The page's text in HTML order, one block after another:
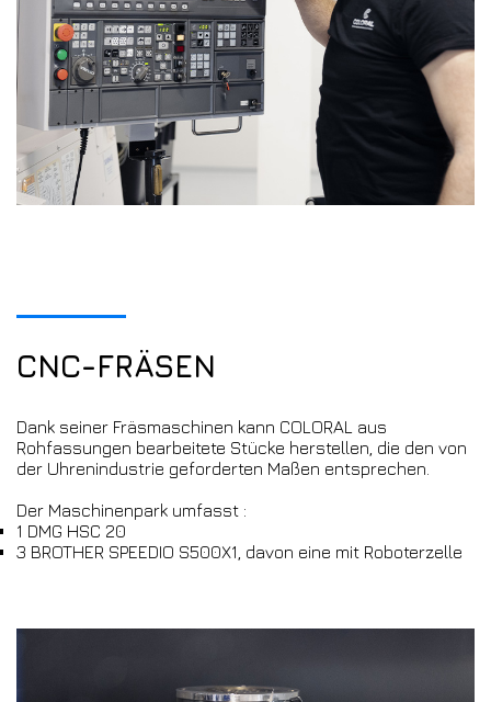
CNC-FRÄSEN
Dank seiner Fräsmaschinen kann COLORAL aus
Rohfassungen bearbeitete Stücke herstellen, die den von
der Uhrenindustrie geforderten Maßen entsprechen.
Der Maschinenpark umfasst :
1 DMG HSC 20
3 BROTHER SPEEDIO S500X1, davon eine mit Roboterzelle